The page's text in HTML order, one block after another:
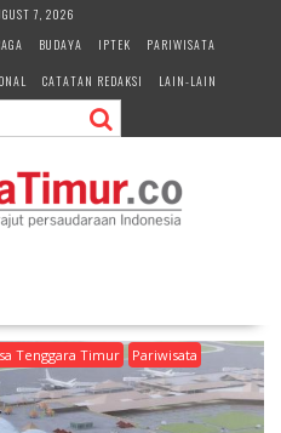
7, 2026
BUDAYA IPTEK
PARIWISATA
CATATAN REDAKSI LAIN-LAIN
Tenggara Timur Pariwisata